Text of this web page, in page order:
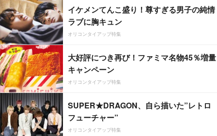
イケメンてんこ盛り！尊すぎる男子の純情
ラブに胸キュン
オリコンタイアップ特集
大好評につき再び！ファミマ名物45％増量
キャンペーン
オリコンタイアップ特集
SUPER★DRAGON、自ら描いた”レトロ
フューチャー”
オリコンタイアップ特集